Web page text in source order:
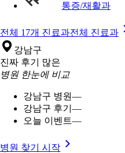
통증/재활과
전체 17개 진료과전체 진료과
강남구
진짜 후기 많은
병원 한눈에 비교
강남구 병원—
강남구 후기 —
오늘 이벤트—
병원 찾기 시작